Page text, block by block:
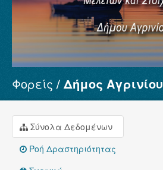
Σύνολα Δεδομένων
Φορείς
Ομάδες
Σχετικά
Φορείς Δήμος Αγρινίου
Σύνολα Δεδομένων
Ροή Δραστηριότητας